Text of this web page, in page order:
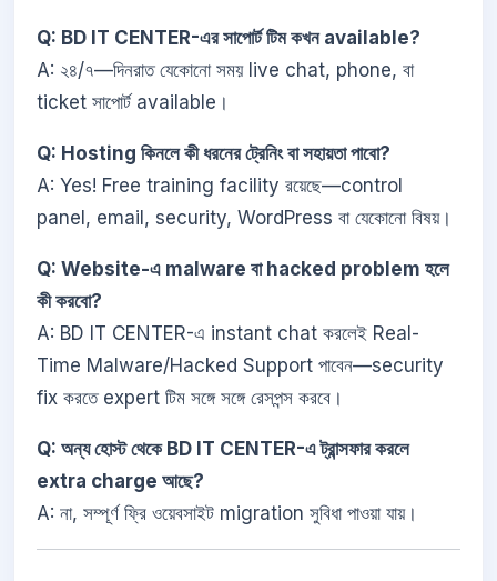
Q: BD IT CENTER-এর সাপোর্ট টিম কখন available?
A: ২৪/৭—দিনরাত যেকোনো সময় live chat, phone, বা
ticket সাপোর্ট available।
Q: Hosting কিনলে কী ধরনের ট্রেনিং বা সহায়তা পাবো?
A: Yes! Free training facility রয়েছে—control
panel, email, security, WordPress বা যেকোনো বিষয়।
Q: Website-এ malware বা hacked problem হলে
কী করবো?
A: BD IT CENTER-এ instant chat করলেই Real-
Time Malware/Hacked Support পাবেন—security
fix করতে expert টিম সঙ্গে সঙ্গে রেসপন্স করবে।
Q: অন্য হোস্ট থেকে BD IT CENTER-এ ট্রান্সফার করলে
extra charge আছে?
A: না, সম্পূর্ণ ফ্রি ওয়েবসাইট migration সুবিধা পাওয়া যায়।